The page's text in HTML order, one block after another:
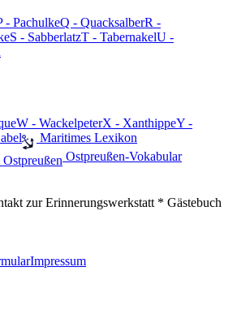
- PachulkeQ - QuacksalberR -
S - SabberlatzT - TabernakelU -
W - WackelpeterX - XanthippeY -
️ Maritimes Lexikon
️ Ostpreußen-Vokabular
zur Erinnerungswerkstatt * Gästebuch
Impressum